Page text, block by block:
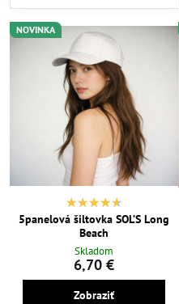
NOVINKA
5panelová šiltovka SOL’S Long
Beach
Skladom
6,70 €
Zobraziť